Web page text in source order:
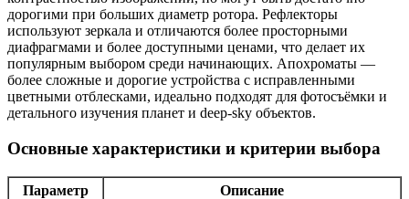
дорогими при больших диаметр ротора. Рефлекторы
используют зеркала и отличаются более просторными
диафрагмами и более доступными ценами, что делает их
популярным выбором среди начинающих. Апохроматы —
более сложные и дорогие устройства с исправленными
цветными отблесками, идеально подходят для фотосъёмки и
детального изучения планет и deep-sky объектов.
Основные характеристики и критерии выбора
Параметр Описание